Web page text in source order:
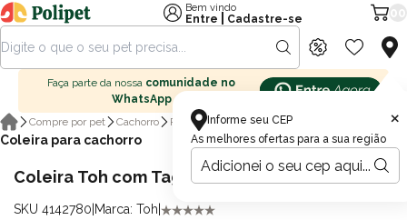
Informe seu CEP
As melhores ofertas para a sua região
×
Bem vindo
Entre
Cadastre-se
Faça parte da nossa comunidade no
WhatsApp
Compre por pet
Cachorro Passeio para cachorro
Coleira para cachorro
Coleira Toh com Tag ID QR Code Coral P
SKU 4142780 Marca: Toh